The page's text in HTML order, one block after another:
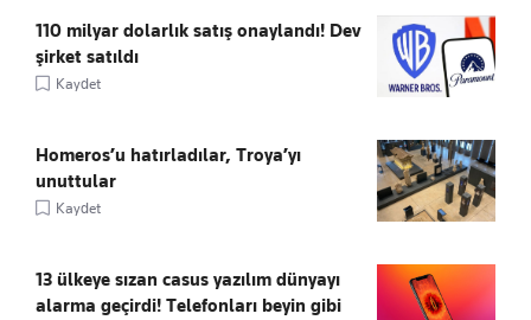
110 milyar dolarlık satış onaylandı! Dev
şirket satıldı
Kaydet
Homeros’u hatırladılar, Troya’yı
unuttular
Kaydet
13 ülkeye sızan casus yazılım dünyayı
alarma geçirdi! Telefonları beyin gibi